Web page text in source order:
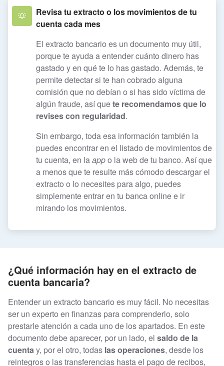
Revisa tu extracto o los movimientos de tu
cuenta cada mes
El extracto bancario es un documento muy útil,
porque te ayuda a entender cuánto dinero has
gastado y en qué te lo has gastado. Además, te
permite detectar si te han cobrado alguna
comisión que no debían o si has sido víctima de
algún fraude, así quete recomendamos que lo
revises con regularidad.
Sin embargo, toda esa información también la
puedes encontrar en el listado de movimientos de
tu cuenta, en laappo la web de tu banco. Así que
a menos que te resulte más cómodo descargar el
extracto o lo necesites para algo, puedes
simplemente entrar en tu banca online e ir
mirando los movimientos.
¿Qué información hay en el extracto de
cuenta bancaria?
Entender un extracto bancario es muy fácil. No necesitas
ser un experto en finanzas para comprenderlo, solo
prestarle atención a cada uno de los apartados. En este
documento debe aparecer, por un lado, el saldo de la
cuentay, por el otro, todas las operaciones, desde los
reintegros o las transferencias hasta el pago de recibos,